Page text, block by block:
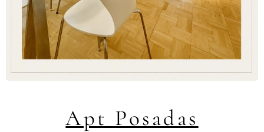
Apt Posadas